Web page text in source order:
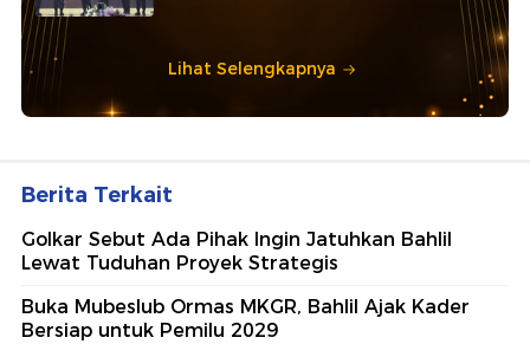
Lihat Selengkapnya
Berita Terkait
Golkar Sebut Ada Pihak Ingin Jatuhkan Bahlil
Lewat Tuduhan Proyek Strategis
Buka Mubeslub Ormas MKGR, Bahlil Ajak Kader
Bersiap untuk Pemilu 2029